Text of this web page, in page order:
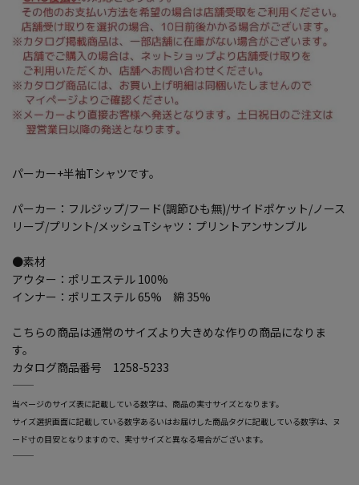
パーカー+半袖Tシャツです。
パーカー：フルジップ/フード(調節ひも無)/サイドポケット/ノース
リーブ/プリント/メッシュTシャツ：プリントアンサンブル
●素材
アウター：ポリエステル 100%
インナー：ポリエステル 65% 綿 35%
こちらの商品は通常のサイズより大きめな作りの商品になりま
す。
カタログ商品番号 1258-5233
―――――――――――――――――――――――
当ページのサイズ表に記載している数字は、商品の実寸サイズとなります。
サイズ選択画面に記載している数字あるいはお届けした商品タグに記載している数字は、ヌ
ード寸の目安となりますので、実寸サイズと異なる場合がございます。
―――――――――――――――――――――――